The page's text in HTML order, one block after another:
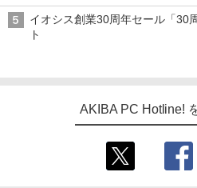
前半のCPU価格]
イオシス創業30周年セール「30
ト
AKIBA PC Hotline!